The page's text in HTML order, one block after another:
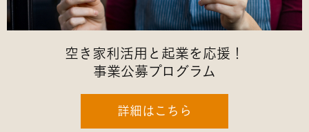
空き家利活用と起業を応援！
事業公募プログラム
詳細はこちら